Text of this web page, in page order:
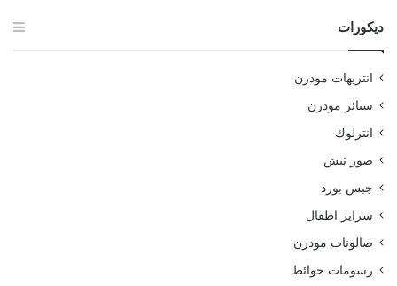
ديكورات
انتريهات مودرن
ستائر مودرن
انترلوك
صور نيش
جبس بورد
سراير اطفال
صالونات مودرن
رسومات حوائط